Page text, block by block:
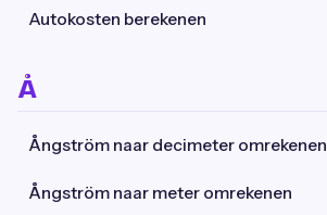
Autokosten berekenen
Å
Ångström naar decimeter omrekenen
Ångström naar meter omrekenen